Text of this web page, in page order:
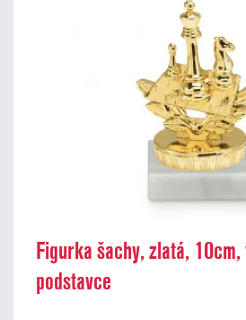
Figurka šachy, zlatá,
podstavce